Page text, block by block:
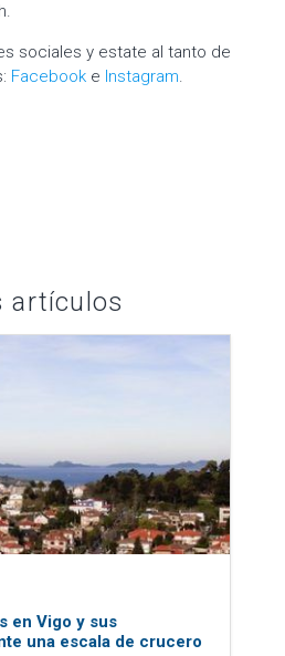
sociales y estate al tanto de
Facebook e Instagram.
artículos
en Vigo y sus
una escala de crucero